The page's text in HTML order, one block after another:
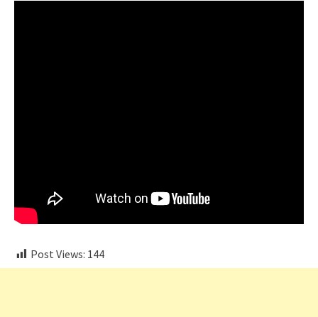
Post Views: 144